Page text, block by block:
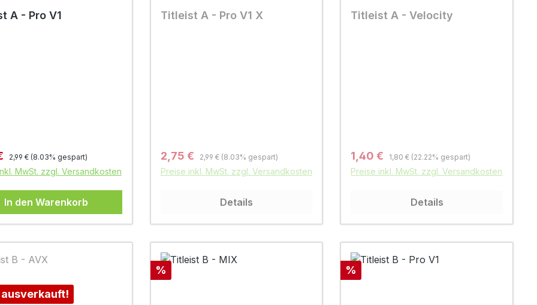
A - Pro V1
Regulärer Preis:
2,99 € (8.03% gespart)
MwSt. zzgl. Versandkosten
In den Warenkorb
Titleist A - Pro V1 X
Verkaufspreis:
2,75 € Regulärer Preis:
2,99 € (8.03% gespart)
Preise inkl. MwSt. zzgl. Versandkosten
Details
Titleist A - Velocity
Verkaufspreis:
1,40 € Regulärer Preis:
1,80 € (22.22% gespart)
Preise inkl. MwSt. zzgl. Versandkosten
Details
Rabatt
% Rabatt
%